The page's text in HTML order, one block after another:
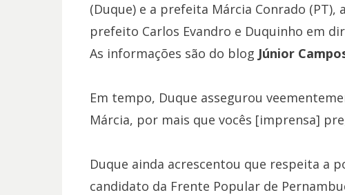
(Duque) e a prefeita Márcia Conrado
prefeito Carlos Evandro e Duquinho em
As informações são do blog Júnior
Em tempo, Duque assegurou
Márcia, por mais que vocês [imprensa]
Duque ainda acrescentou que respeita a
candidato da Frente Popular de